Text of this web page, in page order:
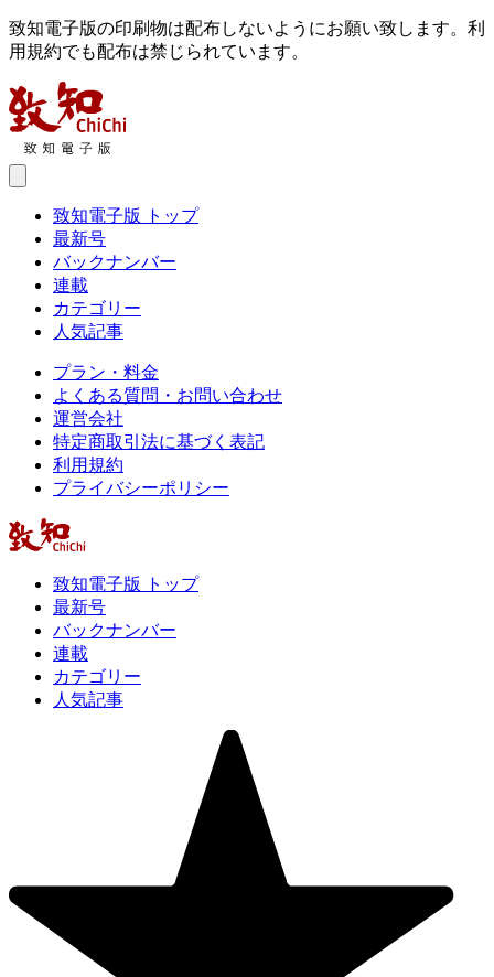
致知電子版の印刷物は配布しないようにお願い致します。利
用規約でも配布は禁じられています。
致知電子版 トップ
最新号
バックナンバー
連載
カテゴリー
人気記事
プラン・料金
よくある質問・お問い合わせ
運営会社
特定商取引法に基づく表記
利用規約
プライバシーポリシー
致知電子版 トップ
最新号
バックナンバー
連載
カテゴリー
人気記事